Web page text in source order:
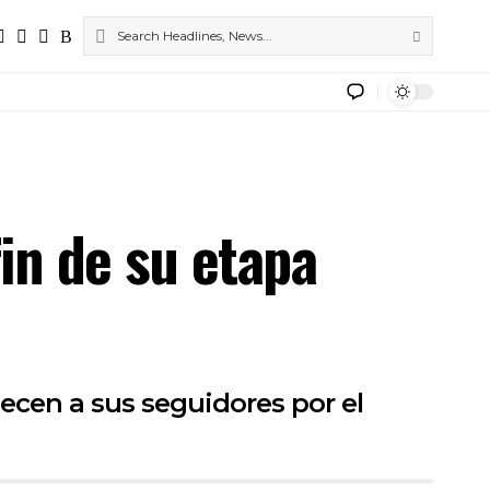
de su etapa
a sus seguidores por el